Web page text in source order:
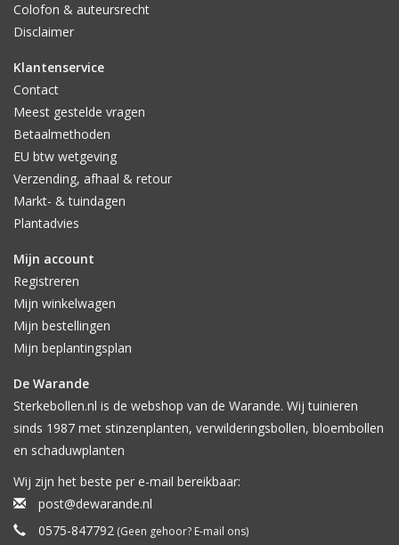
Colofon & auteursrecht
Disclaimer
Klantenservice
Contact
Meest gestelde vragen
Betaalmethoden
EU btw wetgeving
Verzending, afhaal & retour
Markt- & tuindagen
Plantadvies
Mijn account
Registreren
Mijn winkelwagen
Mijn bestellingen
Mijn beplantingsplan
De Warande
Sterkebollen.nl is de webshop van de Warande. Wij tuinieren
sinds 1987 met stinzenplanten, verwilderingsbollen, bloembollen
en schaduwplanten
Wij zijn het beste per e-mail bereikbaar:
post@dewarande.nl
0575-847792 (Geen gehoor? E-mail ons)